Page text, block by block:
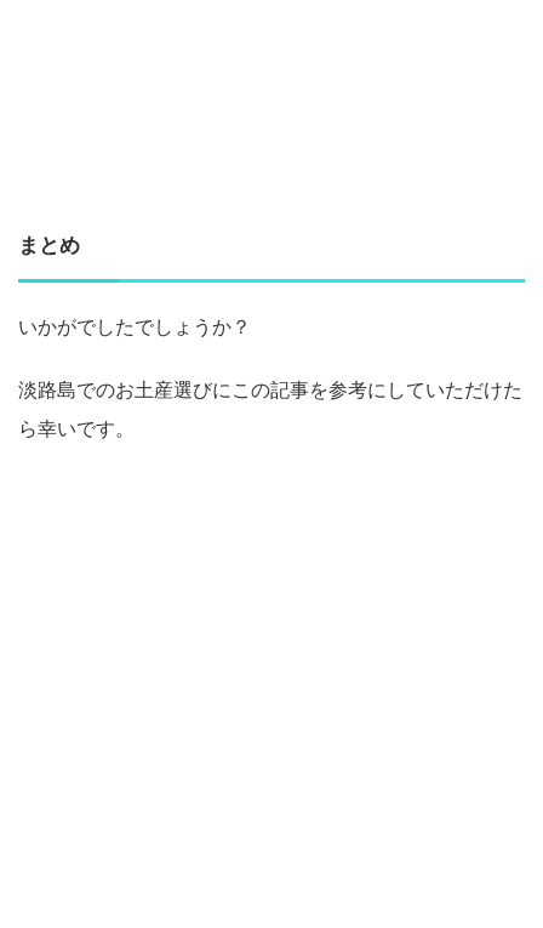
まとめ
いかがでしたでしょうか？
淡路島でのお土産選びにこの記事を参考にしていただけた
ら幸いです。